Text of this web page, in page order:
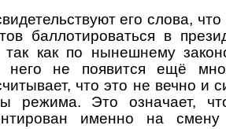
его слова,
баллотироваться в
как по нынешнему
него не появится ещё
что это не вечно и
режима. Это означает,
именно на